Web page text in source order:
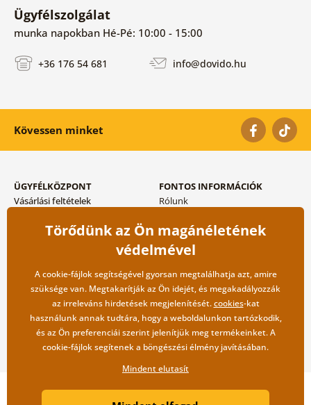
Ügyfélszolgálat
munka napokban Hé-Pé: 10:00 - 15:00
+36 176 54 681 info@dovido.hu
Kövessen minket
ÜGYFÉLKÖZPONT
Vásárlási feltételek
Szállítási és fizetési módok
FONTOS INFORMÁCIÓK
Rólunk
Blog
Kapcsolat
Nagykereskedelmi
együttműködés
Copyright ©2019 © Dovido.hu.
Törődünk az Ön magánéletének
védelmével
A cookie-fájlok segítségével gyorsan megtalálhatja azt, amire
szüksége van. Megtakarítják az Ön idejét, és megakadályozzák
az irreleváns hirdetések megjelenítését.cookies-kat
használunk annak tudtára, hogy a weboldalunkon tartózkodik,
és az Ön preferenciái szerint jelenítjük meg termékeinket. A
cookie-fájlok segítenek a böngészési élmény javításában.
Mindent elutasít